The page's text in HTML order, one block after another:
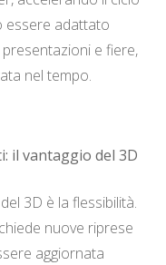
essere adattato
e fiere,
nel tempo.
il vantaggio del 3D
3D è la flessibilità.
nuove riprese
aggiornata